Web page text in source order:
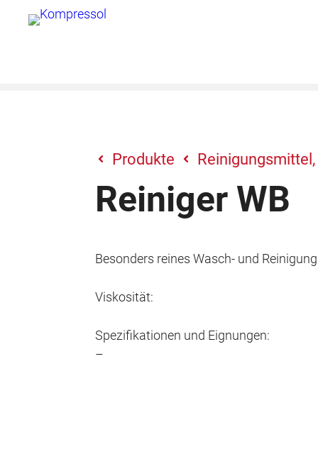
Inhalt
Produkte
Reiniger WB
Besonders reines Wasch- und
Viskosität:
Spezifikationen und Eignungen:
–